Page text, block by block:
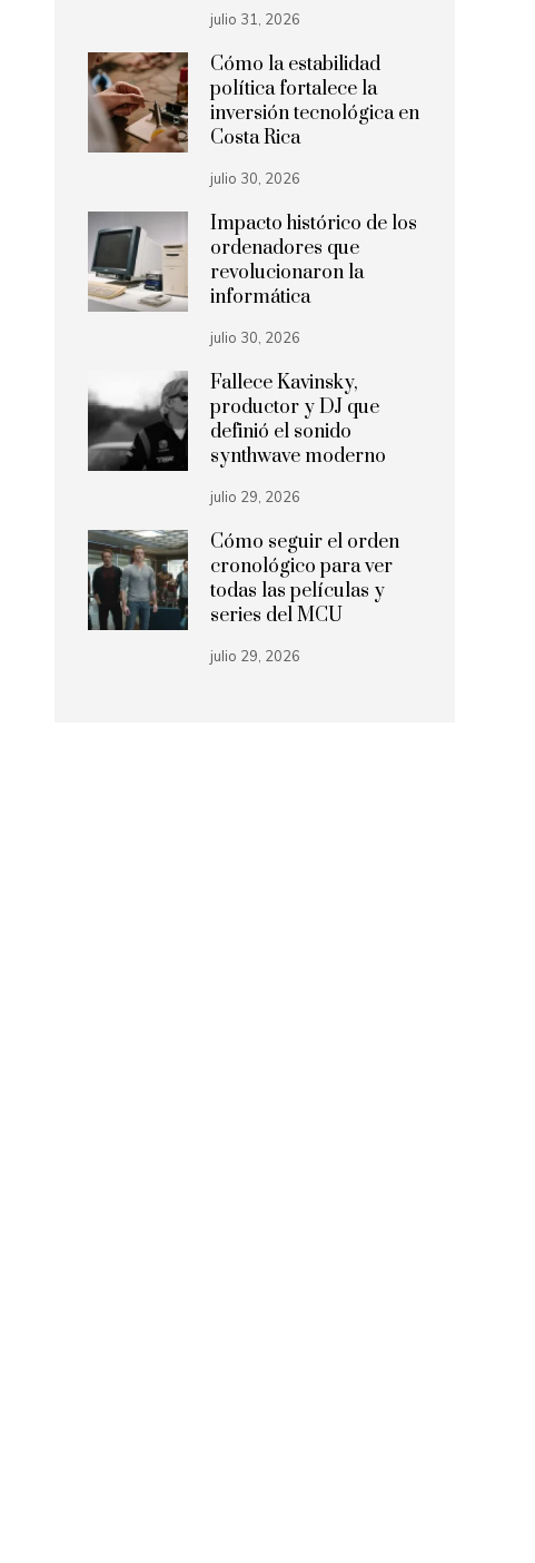
julio 31, 2026
Cómo la estabilidad
política fortalece la
inversión tecnológica en
Costa Rica
julio 30, 2026
Impacto histórico de los
ordenadores que
revolucionaron la
informática
julio 30, 2026
Fallece Kavinsky,
productor y DJ que
definió el sonido
synthwave moderno
julio 29, 2026
Cómo seguir el orden
cronológico para ver
todas las películas y
series del MCU
julio 29, 2026